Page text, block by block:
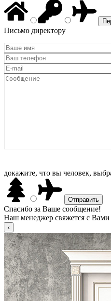
Письмо директору
докажите, что вы человек,
Спасибо за Ваше сообщение!
Наш менеджер свяжется с